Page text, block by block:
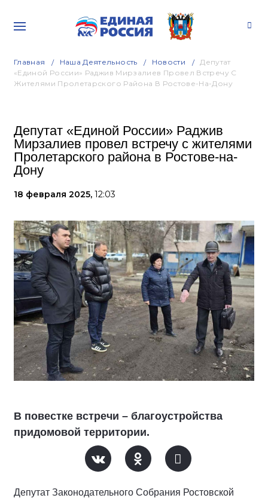
Главная Наша Деятельность Новости
Депутат
«Единой России» Раджив Мирзалиев Провел Встречу С
Жителями Пролетарского Района В Ростове-На-Дону
Депутат «Единой России» Раджив
Мирзалиев провел встречу с жителями
Пролетарского района в Ростове-на-
Дону
18 февраля 2025, 12:03
В повестке встречи – благоустройства
придомовой территории.
Депутат Законодательного Собрания Ростовской